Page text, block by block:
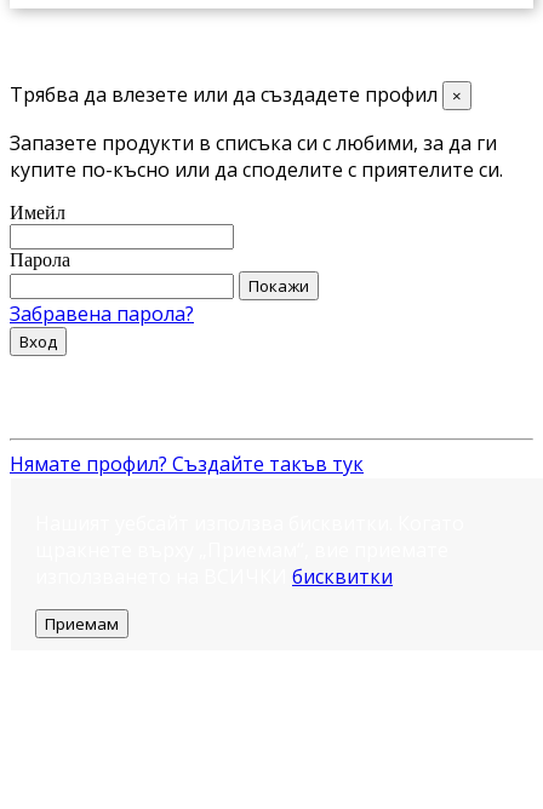
Трябва да влезете или да създадете профил ×
Запазете продукти в списъка си с любими, за да ги
купите по-късно или да споделите с приятелите си.
Имейл
Парола
Покажи
Забравена парола?
Вход
Нямате профил? Създайте такъв тук
бисквитки
Приемам